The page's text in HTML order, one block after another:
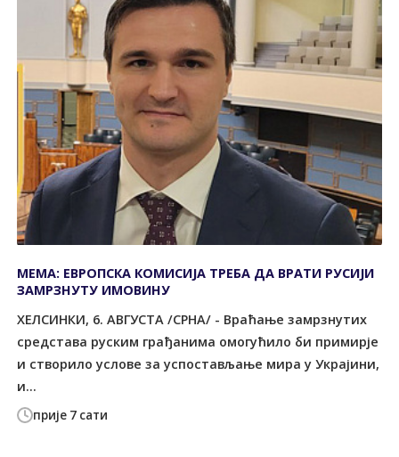
прије 7 сати
МЕМА: ЕВРОПСКА КОМИСИЈА ТРЕБА ДА ВРАТИ РУСИЈИ
ЗАМРЗНУТУ ИМОВИНУ
ХЕЛСИНКИ, 6. АВГУСТА /СРНА/ - Враћање замрзнутих
средстава руским грађанима омогућило би примирје
и створило услове за успостављање мира у Украјини,
и...